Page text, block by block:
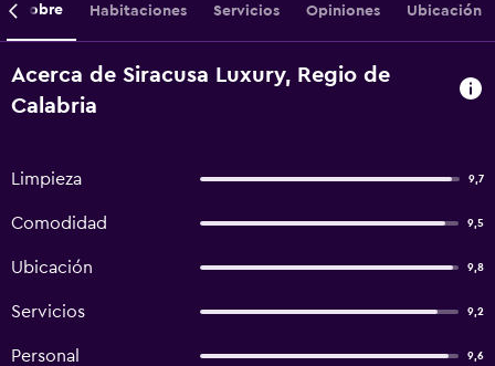
Sobre Habitaciones Servicios Opiniones Ubicación
Acerca de Siracusa Luxury, Regio de
Calabria
Limpieza 9,7
Comodidad 9,5
Ubicación 9,8
Servicios 9,2
Personal 9,6